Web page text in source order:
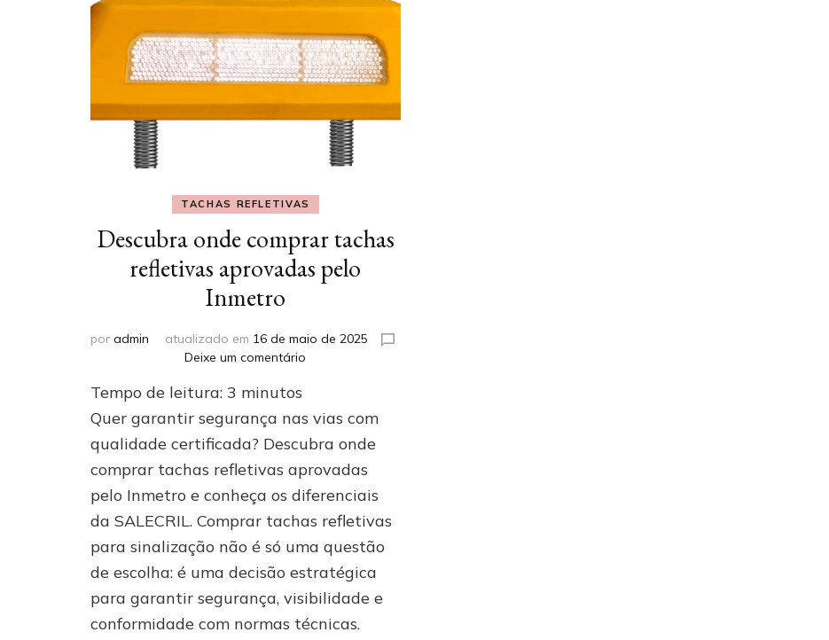
TACHAS REFLETIVAS
Descubra onde comprar tachas
refletivas aprovadas pelo
Inmetro
por admin atualizado em 16 de maio de 2025
Deixe um comentário
comprar
refletivas
aprovadas
pelo
Inmetro
Tempo de leitura: 3 minutos
Quer garantir segurança nas vias com
qualidade certificada? Descubra onde
comprar tachas refletivas aprovadas
pelo Inmetro e conheça os diferenciais
da SALECRIL. Comprar tachas refletivas
para sinalização não é só uma questão
de escolha: é uma decisão estratégica
para garantir segurança, visibilidade e
conformidade com normas técnicas.